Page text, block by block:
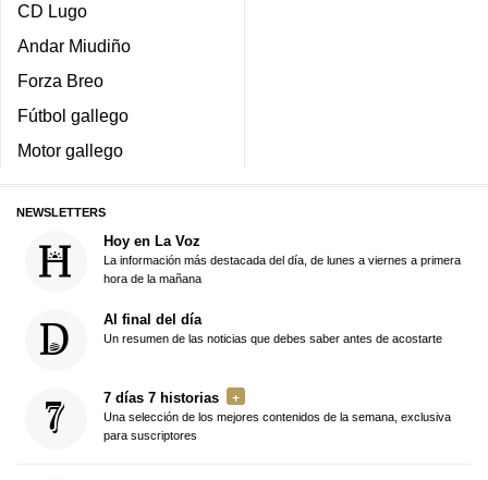
CD Lugo
Andar Miudiño
Forza Breo
Fútbol gallego
Motor gallego
NEWSLETTERS
Hoy en La Voz
La información más destacada del día, de lunes a viernes a primera
hora de la mañana
Al final del día
Un resumen de las noticias que debes saber antes de acostarte
7 días 7 historias
Una selección de los mejores contenidos de la semana, exclusiva
para suscriptores